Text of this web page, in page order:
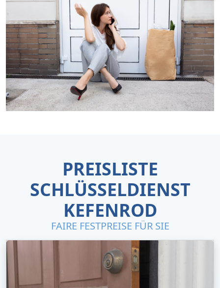
PREISLISTE
SCHLÜSSELDIENST
KEFENROD
FAIRE FESTPREISE FÜR SIE